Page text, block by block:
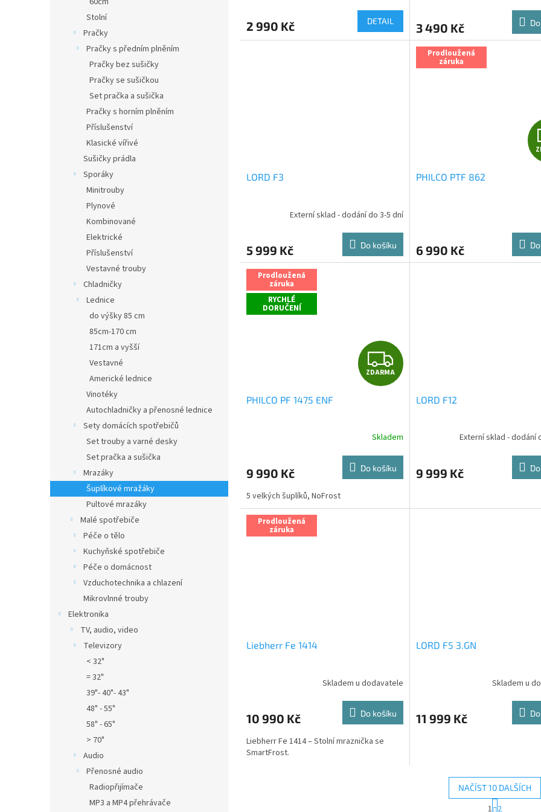
Stolní
Pračky
Pračky s předním plněním
Pračky bez sušičky
Pračky se sušičkou
Set pračka a sušička
Pračky s horním plněním
Příslušenství
Klasické vířivé
Sušičky prádla
Sporáky
Minitrouby
Plynové
Kombinované
Elektrické
Příslušenství
Vestavné trouby
Chladničky
Lednice
do výšky 85 cm
85cm-170 cm
171cm a vyšší
Vestavné
Americké lednice
Vinotéky
Autochladničky a přenosné lednice
Sety domácích spotřebičů
Set trouby a varné desky
Set pračka a sušička
Mrazáky
Šuplíkové mražáky
Pultové mrazáky
Malé spotřebiče
Péče o tělo
Kuchyňské spotřebiče
Péče o domácnost
Vzduchotechnika a chlazení
Mikrovlnné trouby
Elektronika
TV, audio, video
Televizory
< 32"
= 32"
39"- 40"- 43"
48" - 55"
58" - 65"
> 70"
Audio
Přenosné audio
Radiopřijímače
MP3 a MP4 přehrávače
M
A
je
4,0
2 990 Kč DETAIL
je
5,0
3 490 Kč
LORD F3
Externí sklad - dodání do 3-5 dní
5 999 Kč Do košíku
Prodloužená
záruka
PHILCO PTF 862
je
5,0
6 990 Kč
Prodloužená
záruka
RYCHLÉ
DORUČENÍ
Z
D
R
M
A
ZDARMA
PHILCO PF 1475 ENF
je
z
5
hvězdiček.
Skladem
9 990 Kč Do košíku
5 velkých šuplíků, NoFrost
LORD F12
Externí sklad - dodání
9 999 Kč
Prodloužená
záruka
Liebherr Fe 1414
Skladem u dodavatele
10 990 Kč Do košíku
Liebherr Fe 1414 – Stolní mraznička se
SmartFrost.
LORD F5 3.GN
je
Skladem u
11 999 Kč
NAČÍST 10 DALŠÍCH
S
1 2